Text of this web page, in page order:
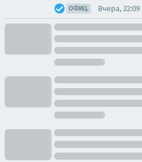
ОФИЦ. Вчера, 22:09